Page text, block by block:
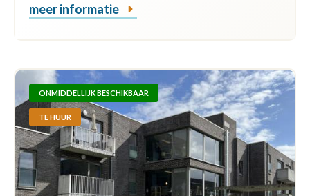
meer informatie
ONMIDDELLIJK BESCHIKBAAR
TE HUUR